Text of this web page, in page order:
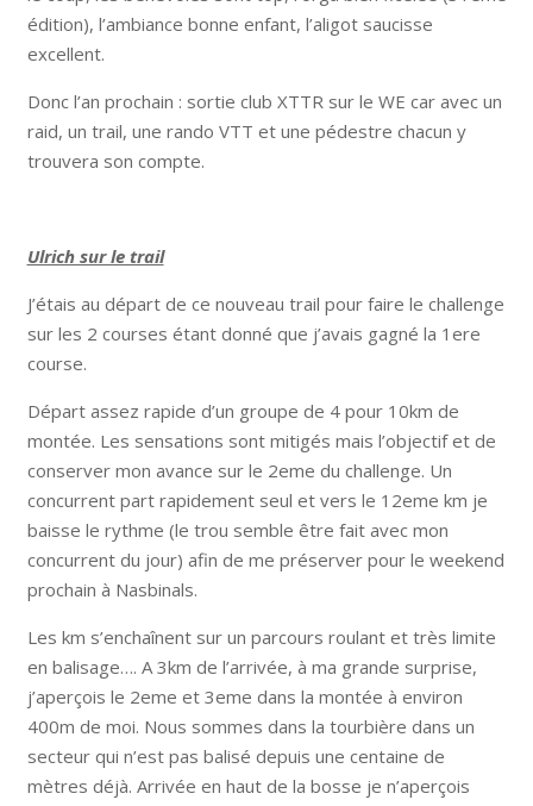
édition), l’ambiance bonne enfant, l’aligot saucisse
excellent.
Donc l’an prochain : sortie club XTTR sur le WE car avec un
raid, un trail, une rando VTT et une pédestre chacun y
trouvera son compte.
Ulrich sur le trail
J’étais au départ de ce nouveau trail pour faire le challenge
sur les 2 courses étant donné que j’avais gagné la 1ere
course.
Départ assez rapide d’un groupe de 4 pour 10km de
montée. Les sensations sont mitigés mais l’objectif et de
conserver mon avance sur le 2eme du challenge. Un
concurrent part rapidement seul et vers le 12eme km je
baisse le rythme (le trou semble être fait avec mon
concurrent du jour) afin de me préserver pour le weekend
prochain à Nasbinals.
Les km s’enchaînent sur un parcours roulant et très limite
en balisage…. A 3km de l’arrivée, à ma grande surprise,
j’aperçois le 2eme et 3eme dans la montée à environ
400m de moi. Nous sommes dans la tourbière dans un
secteur qui n’est pas balisé depuis une centaine de
mètres déjà. Arrivée en haut de la bosse je n’aperçois